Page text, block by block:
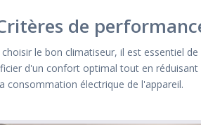
de
le bon climatiseur, il est essentiel
d'un confort optimal tout en
consommation électrique de l'appareil.